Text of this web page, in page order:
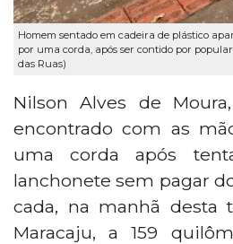
Homem sentado em cadeira de plástico
por uma corda, após ser contido por
das Ruas)
Nilson Alves de
encontrado com as
uma corda após
lanchonete sem pagar
cada, na manhã desta
Maracaju, a 159